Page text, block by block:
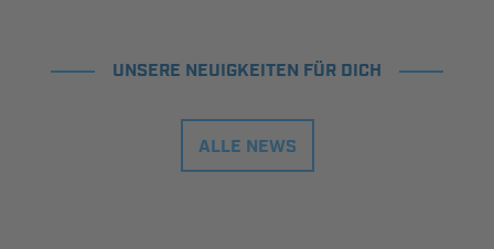
UNSERE NEUIGKEITEN FÜR DICH
ALLE NEWS